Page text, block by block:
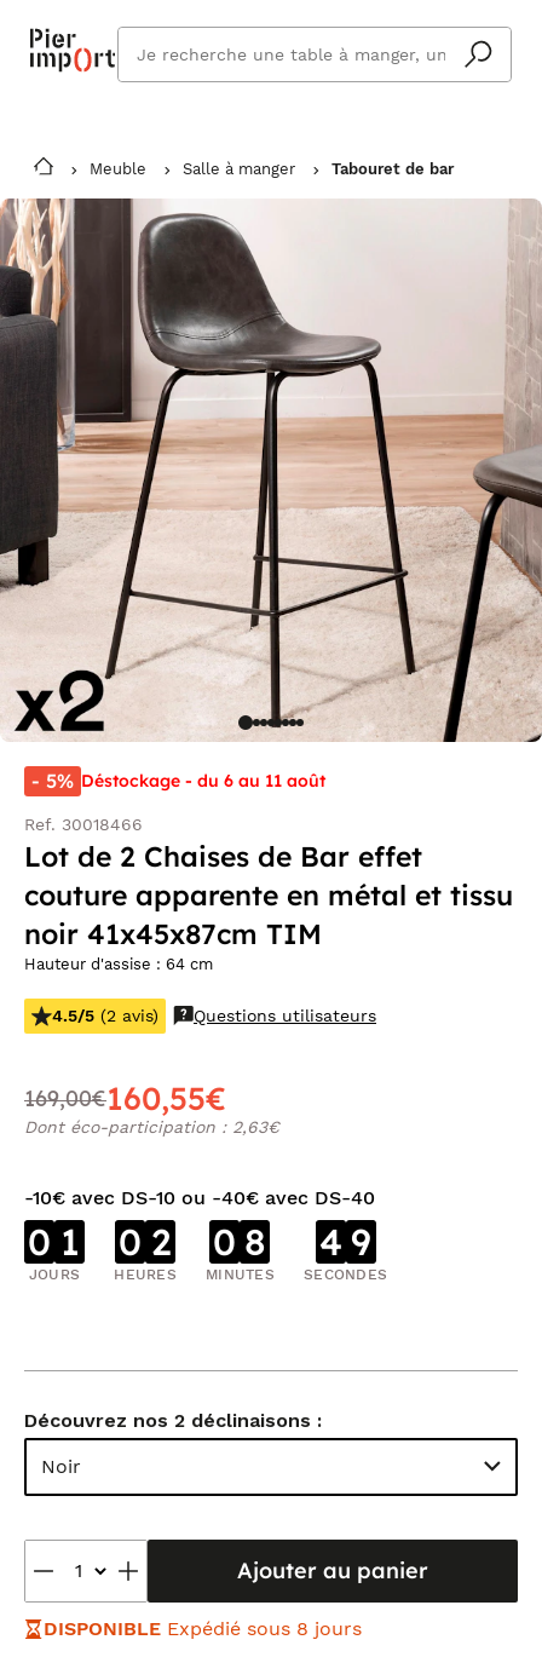
cherchez
vous ?
Meuble Salle à manger Tabouret de bar
- 5% Déstockage - du 6 au 11 août
Ref. 30018466
Lot de 2 Chaises de Bar effet
couture apparente en métal et tissu
noir 41x45x87cm TIM
Hauteur d'assise : 64 cm
4.5/5 (2 avis) Questions utilisateurs
169,00€160,55€
Dont éco-participation : 2,63€
-10€ avec DS-10 ou -40€ avec DS-40
0 1
JOURS
0 2
HEURES
0 8
MINUTES
4 8
SECONDES
Découvrez nos 2 déclinaisons :
Noir
Ajouter au panier
DISPONIBLE Expédié sous 8 jours